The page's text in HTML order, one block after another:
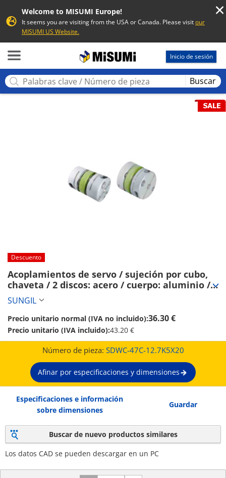
Welcome to MISUMI Europe!
It seems you are visiting from the USA or Canada. Please visitour
MISUMI US Website.
Inicio de sesión
Buscar
Descuento
Acoplamientos de servo / sujeción por cubo,
chaveta / 2 discos: acero / cuerpo: aluminio /
SDWC / SUNGIL (SDWC-47C-12.7K5X20)
SUNGIL
Precio unitario normal (IVA no incluido):36.30 €
Precio unitario (IVA incluido):43.20 €
Número de pieza: SDWC-47C-12.7K5X20
Afinar por especificaciones y dimensiones
Especificaciones e información
sobre dimensiones
Guardar
Buscar de nuevo productos similares
Los datos CAD se pueden descargar en un PC